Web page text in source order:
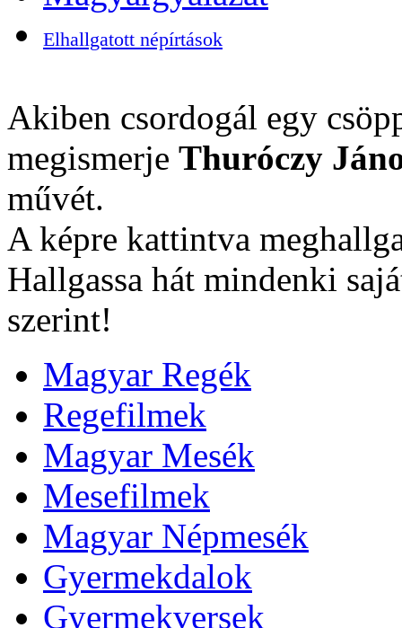
Elhallgatott népírtások
Akiben csordogál egy
megismerje Thuróczy
művét.
A képre kattintva
Hallgassa hát mindenki
szerint!
Magyar Regék
Regefilmek
Magyar Mesék
Mesefilmek
Magyar Népmesék
Gyermekdalok
Gyermekversek